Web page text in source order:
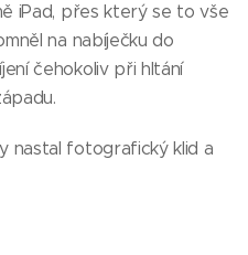
iPad, přes který se to vše
na nabíječku do
čehokoliv při hltání
nastal fotografický klid a